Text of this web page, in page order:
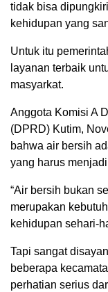
tidak bisa
kehidupan yang
Untuk itu
layanan terbaik
masyarkat.
Anggota Komisi A
(DPRD) Kutim,
bahwa air bersih
yang harus
“Air bersih bukan
merupakan
kehidupan sehari-
Tapi sangat
beberapa
perhatian serius